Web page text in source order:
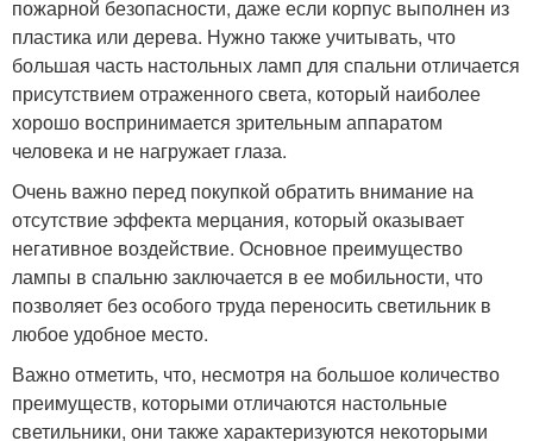
пожарной безопасности, даже если корпус выполнен из
пластика или дерева. Нужно также учитывать, что
большая часть настольных ламп для спальни отличается
присутствием отраженного света, который наиболее
хорошо воспринимается зрительным аппаратом
человека и не нагружает глаза.
Очень важно перед покупкой обратить внимание на
отсутствие эффекта мерцания, который оказывает
негативное воздействие. Основное преимущество
лампы в спальню заключается в ее мобильности, что
позволяет без особого труда переносить светильник в
любое удобное место.
Важно отметить, что, несмотря на большое количество
преимуществ, которыми отличаются настольные
светильники, они также характеризуются некоторыми